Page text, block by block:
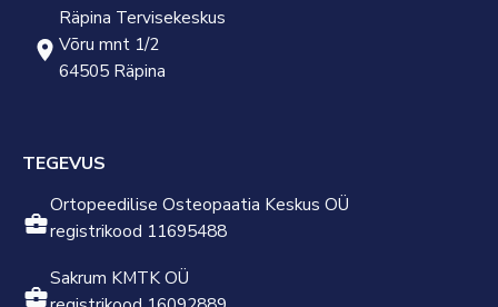
Räpina Tervisekeskus
Võru mnt 1/2
64505 Räpina
TEGEVUS
Ortopeedilise Osteopaatia Keskus OÜ
registrikood 11695488
Sakrum KMTK OÜ